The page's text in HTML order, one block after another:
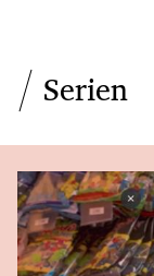
Serien